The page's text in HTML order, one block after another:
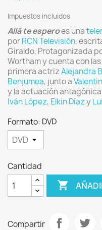
Impuestos incluidos
Allá te esperoes una
porRCN Televisión,
Giraldo, Protagonizada
Wortham y cuenta con
primera actrizAlejandra
Benjumea, junto a
y la actuación
Iván López, Elkin Díazy
Formato: DVD
Cantidad

Compartir